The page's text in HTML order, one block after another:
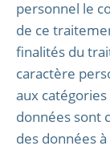
personnel le
de ce
finalités du
caractère
aux
données sont
des données